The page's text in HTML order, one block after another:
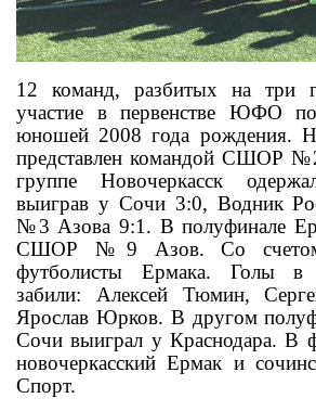
КОНТАКТЫ
12 команд, разбитых на три
участие в первенстве ЮФО
юношей 2008 года рождения.
представлен командой СШОР
группе Новочеркасск
выиграв у Сочи 3:0, Водник
№3 Азова 9:1. В полуфинале
СШОР №9 Азов. Со счетом
футболисты Ермака. Голы в
забили: Алексей Тюмин,
Ярослав Юрков. В другом
Сочи выиграл у Краснодара. В
новочеркасский Ермак и
Спорт.